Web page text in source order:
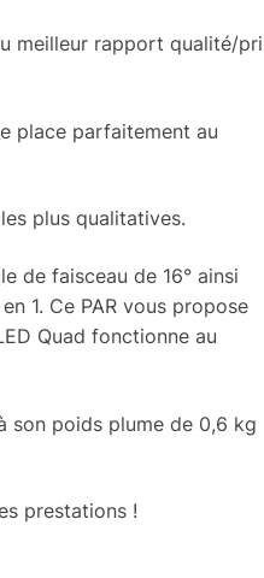
meilleur rapport qualité/
place parfaitement au
plus qualitatives.
de faisceau de 16° ainsi
1. Ce PAR vous propose
Quad fonctionne au
son poids plume de 0,6 kg
prestations !